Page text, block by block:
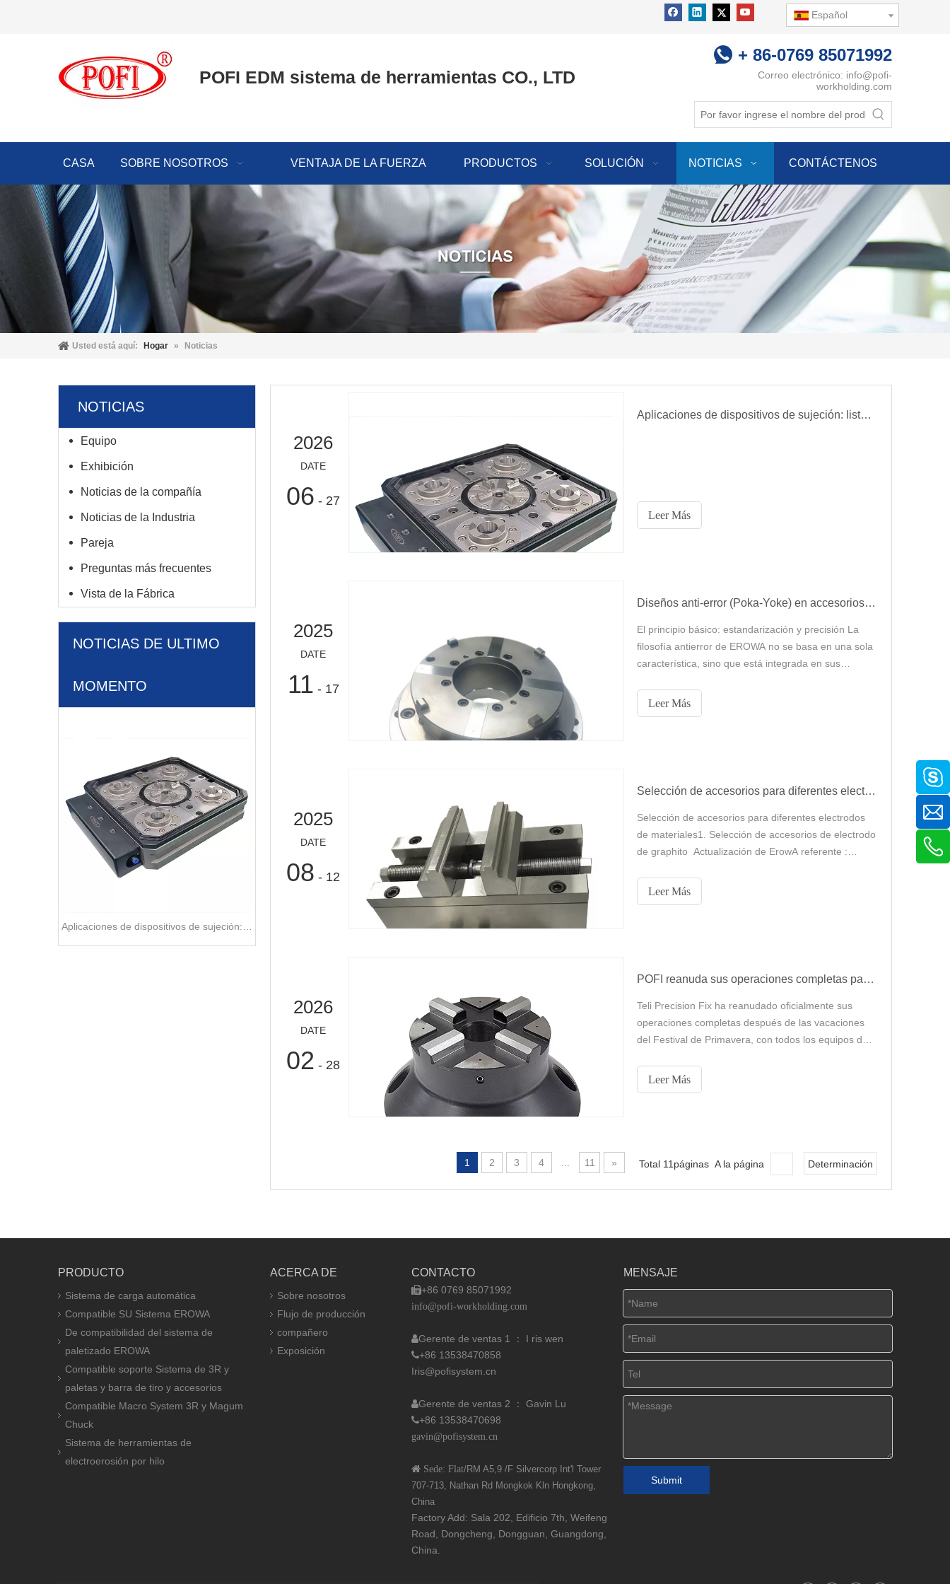
Español
POFI EDM sistema de herramientas CO., LTD
+ 86-0769 85071992
Correo electrónico: info@pofi-
workholding.com
CASA SOBRE NOSOTROS VENTAJA DE LA FUERZA PRODUCTOS SOLUCIÓN NOTICIAS CONTÁCTENOS
Usted está aquí: Hogar » Noticias
NOTICIAS
Equipo
Exhibición
Noticias de la compañía
Noticias de la Industria
Pareja
Preguntas más frecuentes
Vista de la Fábrica
NOTICIAS DE ULTIMO
MOMENTO
2026
DATE
06 - 27
Aplicaciones de dispositivos de sujeción: lista de verificación de búsqueda rápida de la industria
Leer Más
2025
DATE
11 - 17
Diseños anti-error (Poka-Yoke) en accesorios EROWA
El principio básico: estandarización y precisión La
filosofía antierror de EROWA no se basa en una sola
característica, sino que está integrada en sus
y altamente estandarizados. El objetivo principal es
eliminar el error humano y la variación en la
Leer Más
2025
DATE
08 - 12
Selección de accesorios para diferentes electrodos de materiales
Selección de accesorios para diferentes electrodos
de materiales1. Selección de accesorios de electrodo
de graphito ‌ Actualización de ErowA referente ‌:
un posicionamiento preciso del electrodo en relación
con la máquina herramienta y minimizando las
Leer Más
2026
DATE
02 - 28
POFI reanuda sus operaciones completas para 2026
Teli Precision Fix ha reanudado oficialmente sus
operaciones completas después de las vacaciones
del Festival de Primavera, con todos los equipos de
trabajar y listos para un fuerte comienzo en 2026.
Como proveedor profesional de accesorios de
Leer Más
1 2 3 4 11 » Total 11páginas A la página Determinación
PRODUCTO
Sistema de carga automática
Compatible SU Sistema EROWA
De compatibilidad del sistema de
paletizado EROWA
Compatible soporte Sistema de 3R y
paletas y barra de tiro y accesorios
Compatible Macro System 3R y Magum
Chuck
Sistema de herramientas de
electroerosión por hilo
ACERCA DE
Sobre nosotros
Flujo de producción
compañero
Exposición
CONTACTO
+86 0769 85071992
info@pofi-workholding.com
Gerente de ventas 1 ： I ris wen
+86 13538470858
Iris@pofisystem.cn
Gerente de ventas 2 ： Gavin Lu
+86 13538470698
gavin@pofisystem.cn
 Sede: Flat/RM A5,9 /F Silvercorp Int'l Tower
707-713, Nathan Rd Mongkok Kln Hongkong,
China
Factory Add: Sala 202, Edificio 7th, Weifeng
Road, Dongcheng, Dongguan, Guangdong,
China.
MENSAJE
Submit